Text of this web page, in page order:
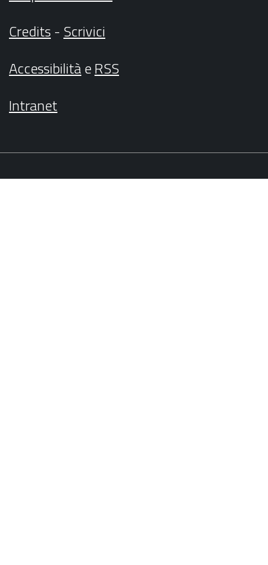
Credits- Scrivici
AccessibilitàeRSS
Intranet